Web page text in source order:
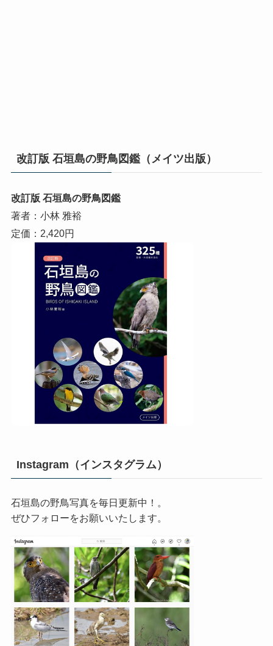
改訂版 石垣島の野鳥図鑑（メイツ出版）
改訂版 石垣島の野鳥図鑑
著者：小林 雅裕
定価：2,420円
Instagram（インスタグラム）
石垣島の野鳥写真を毎日更新中！。
ぜひフォローをお願いいたします。